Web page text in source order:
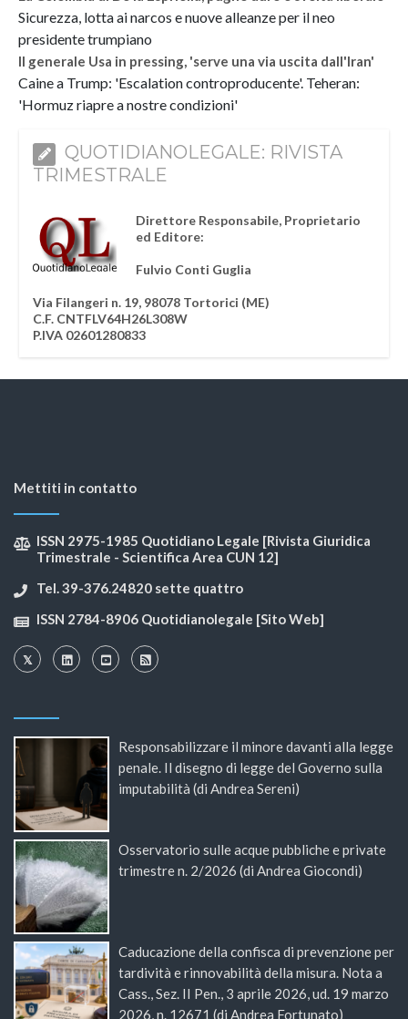
Sicurezza, lotta ai narcos e nuove alleanze per il neo
presidente trumpiano
Il generale Usa in pressing, 'serve una via uscita dall'Iran'
Caine a Trump: 'Escalation controproducente'. Teheran:
'Hormuz riapre a nostre condizioni'
QUOTIDIANOLEGALE: RIVISTA
TRIMESTRALE
Direttore Responsabile, Proprietario
ed Editore:
Fulvio Conti Guglia
Via Filangeri n. 19, 98078 Tortorici (ME)
C.F. CNTFLV64H26L308W
P.IVA 02601280833
Mettiti in contatto
ISSN 2975-1985 Quotidiano Legale [Rivista Giuridica
Trimestrale - Scientifica Area CUN 12]
Tel. 39-376.24820 sette quattro
ISSN 2784-8906 Quotidianolegale [Sito Web]
Responsabilizzare il minore davanti alla legge
penale. Il disegno di legge del Governo sulla
imputabilità (di Andrea Sereni)
Osservatorio sulle acque pubbliche e private
trimestre n. 2/2026 (di Andrea Giocondi)
Caducazione della confisca di prevenzione per
tardività e rinnovabilità della misura. Nota a
Cass., Sez. II Pen., 3 aprile 2026, ud. 19 marzo
2026, n. 12671 (di Andrea Fortunato)